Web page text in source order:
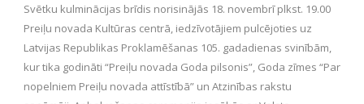
Svētku kulminācijas brīdis norisinājās 18. novembrī plkst. 19.00
Preiļu novada Kultūras centrā, iedzīvotājiem pulcējoties uz
Latvijas Republikas Proklamēšanas 105. gadadienas svinībām,
kur tika godināti “Preiļu novada Goda pilsonis”, Goda zīmes “Par
nopelniem Preiļu novada attīstībā” un Atzinības rakstu